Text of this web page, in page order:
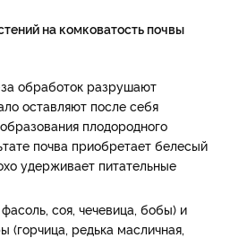
на комковатость почвы
обработок разрушают
оставляют после себя
плодородного
почва приобретает белесый
удерживает питательные
соя, чечевица, бобы) и
(горчица, редька масличная,